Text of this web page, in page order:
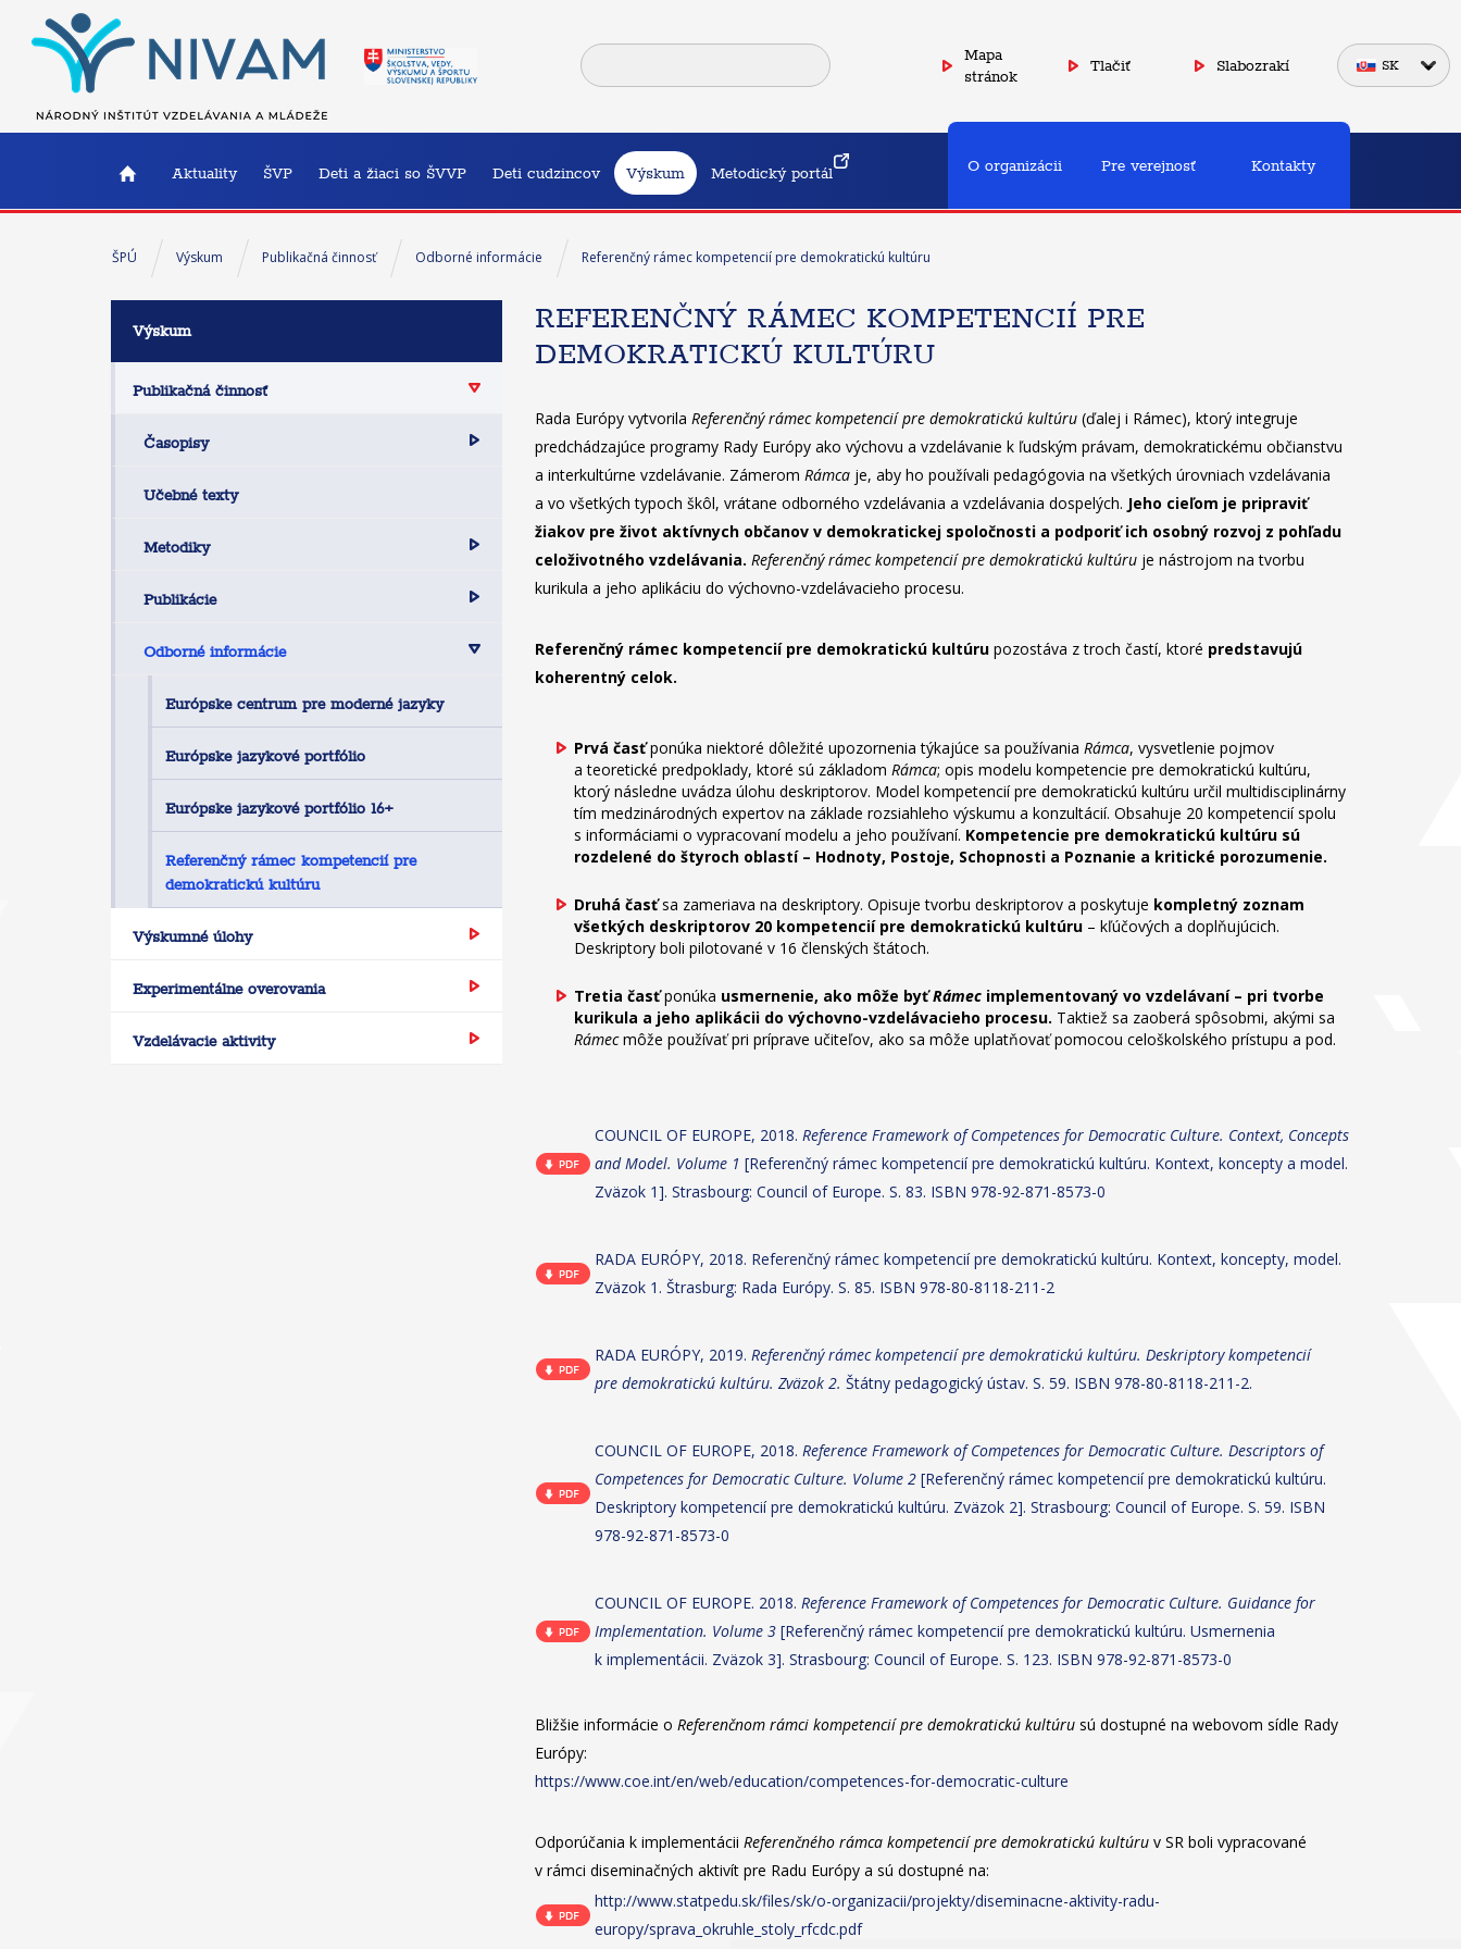
Mapa
stránok
Tlačiť Slabozrakí SK
Aktuality ŠVP Deti a žiaci so ŠVVP Deti cudzincov Výskum Metodický portál O organizácii Pre verejnosť Kontakty
ŠPÚ Výskum Publikačná činnosť Odborné informácie Referenčný rámec kompetencií pre demokratickú kultúru
REFERENČNÝ RÁMEC KOMPETENCIÍ PRE
DEMOKRATICKÚ KULTÚRU
Rada Európy vytvorila Referenčný rámec kompetencií pre demokratickú kultúru (ďalej i Rámec), ktorý integruje
predchádzajúce programy Rady Európy ako výchovu a vzdelávanie k ľudským právam, demokratickému občianstvu
a interkultúrne vzdelávanie. Zámerom Rámca je, aby ho používali pedagógovia na všetkých úrovniach vzdelávania
a vo všetkých typoch škôl, vrátane odborného vzdelávania a vzdelávania dospelých. Jeho cieľom je pripraviť
žiakov pre život aktívnych občanov v demokratickej spoločnosti a podporiť ich osobný rozvoj z pohľadu
celoživotného vzdelávania. Referenčný rámec kompetencií pre demokratickú kultúru je nástrojom na tvorbu
kurikula a jeho aplikáciu do výchovno-vzdelávacieho procesu.
Referenčný rámec kompetencií pre demokratickú kultúru pozostáva z troch častí, ktoré predstavujú
koherentný celok.
Prvá časťponúka niektoré dôležité upozornenia týkajúce sa používania Rámca, vysvetlenie pojmov
a teoretické predpoklady, ktoré sú základom Rámca; opis modelu kompetencie pre demokratickú kultúru,
ktorý následne uvádza úlohu deskriptorov. Model kompetencií pre demokratickú kultúru určil multidisciplinárny
tím medzinárodných expertov na základe rozsiahleho výskumu a konzultácií. Obsahuje 20 kompetencií spolu
s informáciami o vypracovaní modelu a jeho používaní. Kompetencie pre demokratickú kultúru sú
rozdelené do štyroch oblastí – Hodnoty, Postoje, Schopnosti a Poznanie a kritické porozumenie.
Druhá časťsa zameriava na deskriptory. Opisuje tvorbu deskriptorov a poskytuje kompletný zoznam
všetkých deskriptorov 20 kompetencií pre demokratickú kultúru – kľúčových a doplňujúcich.
Deskriptory boli pilotované v 16 členských štátoch.
Tretia časťponúka usmernenie, ako môže byťRámec implementovaný vo vzdelávaní – pri tvorbe
kurikula a jeho aplikácii do výchovno-vzdelávacieho procesu. Taktiež sa zaoberá spôsobmi, akými sa
Rámecmôže používať pri príprave učiteľov, ako sa môže uplatňovať pomocou celoškolského prístupu a pod.
COUNCIL OF EUROPE, 2018. Reference Framework of Competences for Democratic Culture. Context, Concepts
and Model. Volume 1 [Referenčný rámec kompetencií pre demokratickú kultúru. Kontext, koncepty a model.
Zväzok 1]. Strasbourg: Council of Europe. S. 83. ISBN 978-92-871-8573-0
RADA EURÓPY, 2018. Referenčný rámec kompetencií pre demokratickú kultúru. Kontext, koncepty, model.
Zväzok 1. Štrasburg: Rada Európy. S. 85. ISBN 978-80-8118-211-2
RADA EURÓPY, 2019. Referenčný rámec kompetencií pre demokratickú kultúru. Deskriptory kompetencií
pre demokratickú kultúru. Zväzok 2. Štátny pedagogický ústav. S. 59. ISBN 978-80-8118-211-2.
COUNCIL OF EUROPE, 2018. Reference Framework of Competences for Democratic Culture. Descriptors of
Competences for Democratic Culture. Volume 2 [Referenčný rámec kompetencií pre demokratickú kultúru.
Deskriptory kompetencií pre demokratickú kultúru. Zväzok 2]. Strasbourg: Council of Europe. S. 59. ISBN
978-92-871-8573-0
COUNCIL OF EUROPE. 2018. Reference Framework of Competences for Democratic Culture. Guidance for
Implementation. Volume 3 [Referenčný rámec kompetencií pre demokratickú kultúru. Usmernenia
k implementácii. Zväzok 3]. Strasbourg: Council of Europe. S. 123. ISBN 978-92-871-8573-0
Bližšie informácie o Referenčnom rámci kompetencií pre demokratickú kultúru sú dostupné na webovom sídle Rady
Európy:
https://www.coe.int/en/web/education/competences-for-democratic-culture
Odporúčania k implementácii Referenčného rámca kompetencií pre demokratickú kultúru v SR boli vypracované
v rámci diseminačných aktivít pre Radu Európy a sú dostupné na:
http://www.statpedu.sk/files/sk/o-organizacii/projekty/diseminacne-aktivity-radu-
europy/sprava_okruhle_stoly_rfcdc.pdf
Výskum
Publikačná činnosť
Časopisy
Učebné texty
Metodiky
Publikácie
Odborné informácie
Európske centrum pre moderné jazyky
Európske jazykové portfólio
Európske jazykové portfólio 16+
Referenčný rámec kompetencií pre
demokratickú kultúru
Výskumné úlohy
Experimentálne overovania
Vzdelávacie aktivity